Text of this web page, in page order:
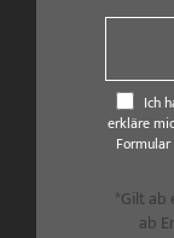
Ich
erkläre
*Gilt ab
ab